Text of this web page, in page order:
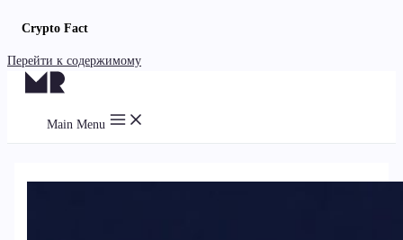
Crypto Fact
Перейти к содержимому
Main Menu